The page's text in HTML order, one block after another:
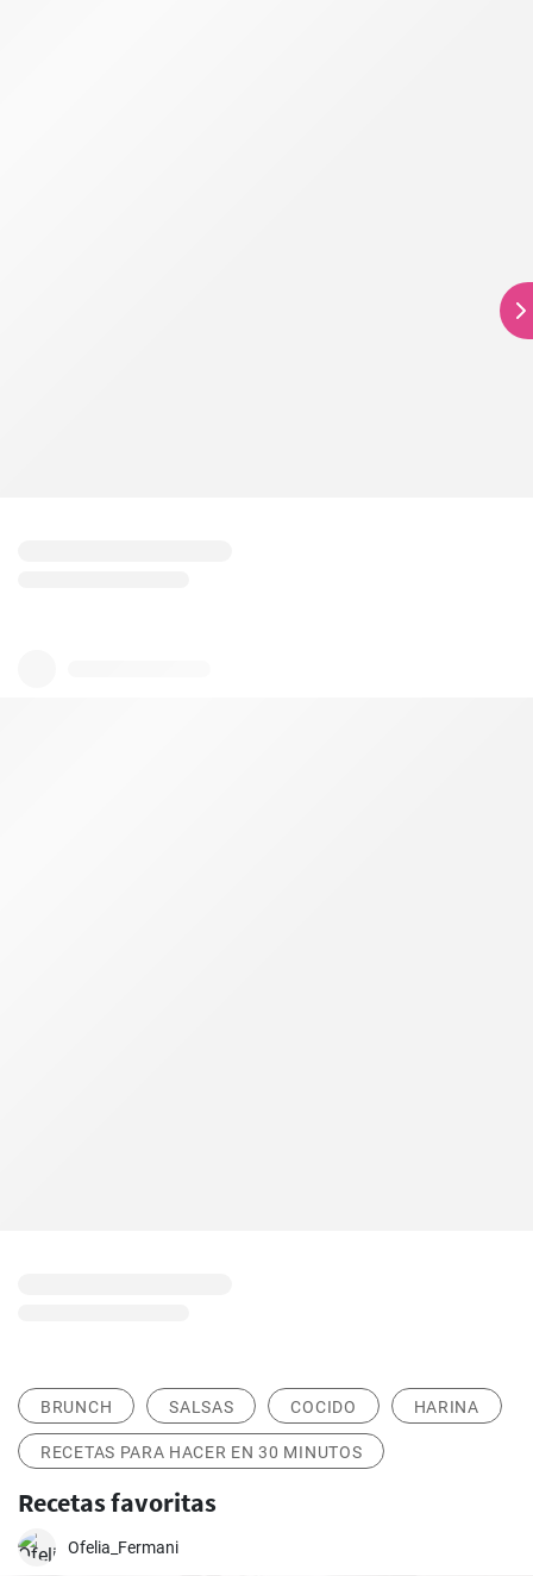
BRUNCH SALSAS COCIDO HARINA
RECETAS PARA HACER EN 30 MINUTOS
Recetas favoritas
Ofelia_Fermani